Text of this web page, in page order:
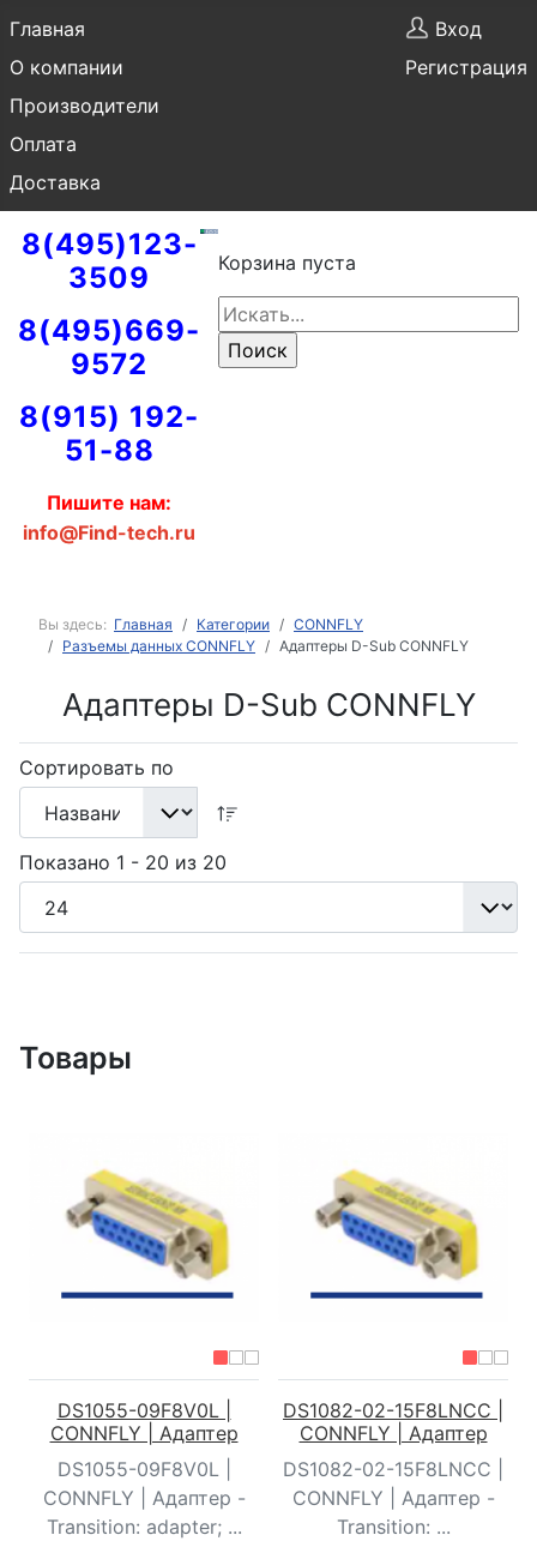
Главная
О компании
Производители
Оплата
Доставка
Вход
Регистрация
8(495)123-
3509
8(495)669-
9572
8(915) 192-
51-88
Пишите нам:
info@Find-tech.ru
Корзина пуста
Вы здесь: Главная Категории
CONNFLY
Разъемы данных CONNFLY
Адаптеры D-Sub CONNFLY
Адаптеры D-Sub CONNFLY
Сортировать по
Показано 1 - 20 из 20
Товары
DS1055-09F8V0L |
CONNFLY | Адаптер
DS1055-09F8V0L |
CONNFLY | Адаптер -
Transition: adapter; ...
DS1082-02-15F8LNCC |
CONNFLY | Адаптер
DS1082-02-15F8LNCC |
CONNFLY | Адаптер -
Transition: ...